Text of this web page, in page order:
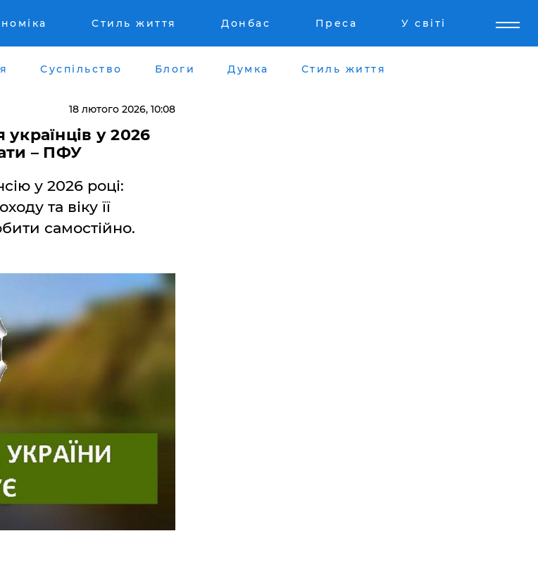
Стиль життя Донбас Преса У світі
Суспільство Блоги Думка Стиль життя
18 лютого 2026, 10:08
у 2026
– ПФУ
у 2026 році:
та віку її
самостійно.